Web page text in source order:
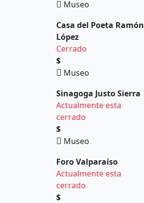
Museo
Casa del Poeta Ramón
López
Cerrado
$
Museo
Sinagoga Justo Sierra
Actualmente esta
cerrado
$
Museo
Foro Valparaíso
Actualmente esta
cerrado
$